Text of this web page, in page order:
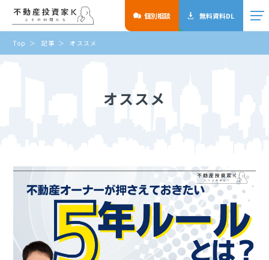
個別相談 無料資料DL
Top 記事 オススメ
オススメ